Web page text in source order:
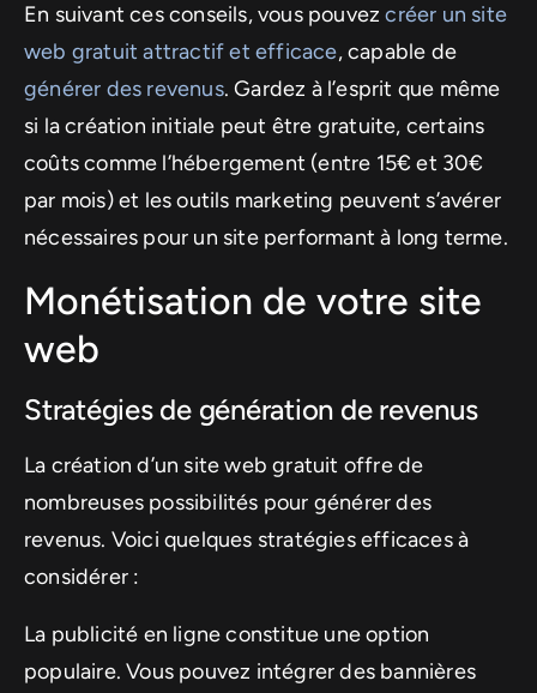
En suivant ces conseils, vous pouvezcréer un site
web gratuit attractif et efficace, capable de
générer des revenus. Gardez à l’esprit que même
si la création initiale peut être gratuite, certains
coûts comme l’hébergement (entre 15€ et 30€
par mois) et les outils marketing peuvent s’avérer
nécessaires pour un site performant à long terme.
Monétisation de votre site
web
Stratégies de génération de revenus
La création d’un site web gratuit offre de
nombreuses possibilités pour générer des
revenus. Voici quelques stratégies efficaces à
considérer :
La publicité en ligne constitue une option
populaire. Vous pouvez intégrer des bannières